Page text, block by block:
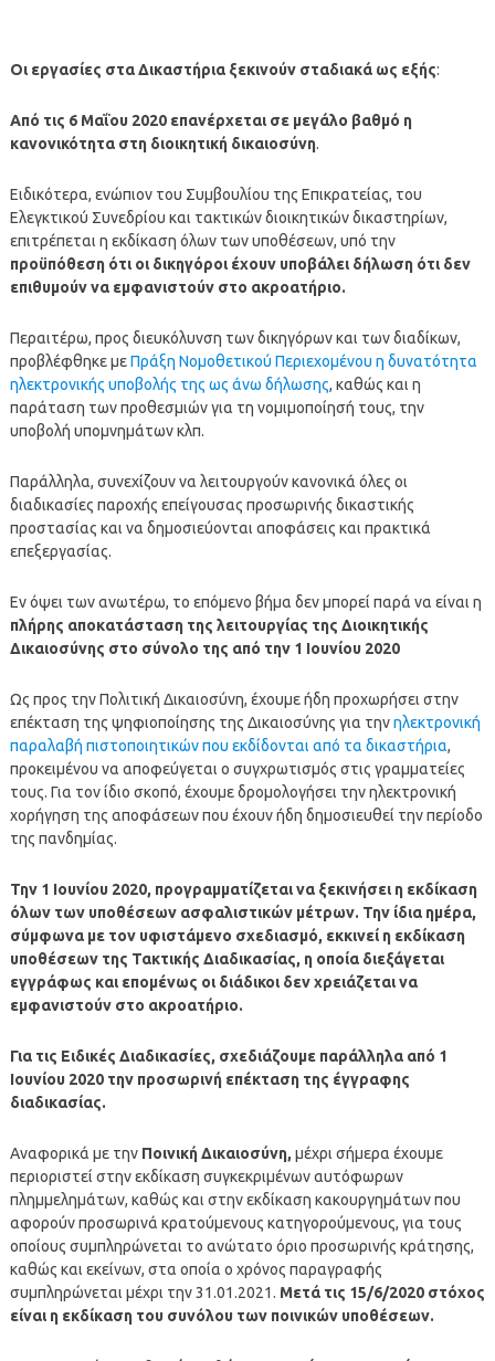
Οι εργασίες στα Δικαστήρια ξεκινούν σταδιακά ως εξής:
Από τις 6 Μαΐου 2020 επανέρχεται σε μεγάλο βαθμό η
κανονικότητα στη διοικητική δικαιοσύνη.
Ειδικότερα, ενώπιον του Συμβουλίου της Επικρατείας, του
Ελεγκτικού Συνεδρίου και τακτικών διοικητικών δικαστηρίων,
επιτρέπεται η εκδίκαση όλων των υποθέσεων, υπό την
προϋπόθεση ότι οι δικηγόροι έχουν υποβάλει δήλωση ότι δεν
επιθυμούν να εμφανιστούν στο ακροατήριο.
Περαιτέρω, προς διευκόλυνση των δικηγόρων και των διαδίκων,
προβλέφθηκε μεΠράξη Νομοθετικού Περιεχομένου η δυνατότητα
ηλεκτρονικής υποβολής της ως άνω δήλωσης, καθώς και η
παράταση των προθεσμιών για τη νομιμοποίησή τους, την
υποβολή υπομνημάτων κλπ.
Παράλληλα, συνεχίζουν να λειτουργούν κανονικά όλες οι
διαδικασίες παροχής επείγουσας προσωρινής δικαστικής
προστασίας και να δημοσιεύονται αποφάσεις και πρακτικά
επεξεργασίας.
Εν όψει των ανωτέρω, το επόμενο βήμα δεν μπορεί παρά να είναι η
πλήρης αποκατάσταση της λειτουργίας της Διοικητικής
Δικαιοσύνης στο σύνολο της από την 1 Ιουνίου 2020
Ως προς την Πολιτική Δικαιοσύνη, έχουμε ήδη προχωρήσει στην
επέκταση της ψηφιοποίησης της Δικαιοσύνης για τηνηλεκτρονική
παραλαβή πιστοποιητικών που εκδίδονται από τα δικαστήρια,
προκειμένου να αποφεύγεται ο συγχρωτισμός στις γραμματείες
τους. Για τον ίδιο σκοπό, έχουμε δρομολογήσει την ηλεκτρονική
χορήγηση της αποφάσεων που έχουν ήδη δημοσιευθεί την περίοδο
της πανδημίας.
Την 1 Ιουνίου 2020, προγραμματίζεται να ξεκινήσει η εκδίκαση
όλων των υποθέσεων ασφαλιστικών μέτρων. Την ίδια ημέρα,
σύμφωνα με τον υφιστάμενο σχεδιασμό, εκκινεί η εκδίκαση
υποθέσεων της Τακτικής Διαδικασίας, η οποία διεξάγεται
εγγράφως και επομένως οι διάδικοι δεν χρειάζεται να
εμφανιστούν στο ακροατήριο.
Για τις Ειδικές Διαδικασίες, σχεδιάζουμε παράλληλα από 1
Ιουνίου 2020 την προσωρινή επέκταση της έγγραφης
διαδικασίας.
Αναφορικά με την Ποινική Δικαιοσύνη, μέχρι σήμερα έχουμε
περιοριστεί στην εκδίκαση συγκεκριμένων αυτόφωρων
πλημμελημάτων, καθώς και στην εκδίκαση κακουργημάτων που
αφορούν προσωρινά κρατούμενους κατηγορούμενους, για τους
οποίους συμπληρώνεται το ανώτατο όριο προσωρινής κράτησης,
καθώς και εκείνων, στα οποία ο χρόνος παραγραφής
συμπληρώνεται μέχρι την 31.01.2021. Μετά τις 15/6/2020 στόχος
είναι η εκδίκαση του συνόλου των ποινικών υποθέσεων.